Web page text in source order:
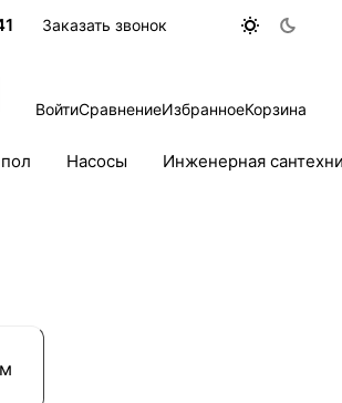
Заказать звонок
ВойтиСравнениеИзбранноеКорзина
Насосы Инженерная